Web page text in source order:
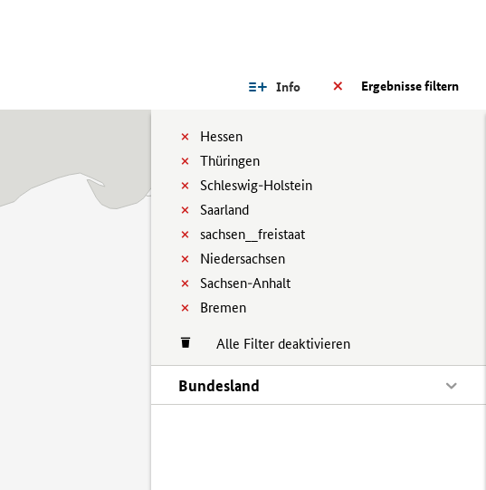
Ergebnisse filtern
Info
Hessen
Thüringen
Schleswig-Holstein
Saarland
sachsen__freistaat
Niedersachsen
Sachsen-Anhalt
Bremen
Alle Filter deaktivieren
Bundesland